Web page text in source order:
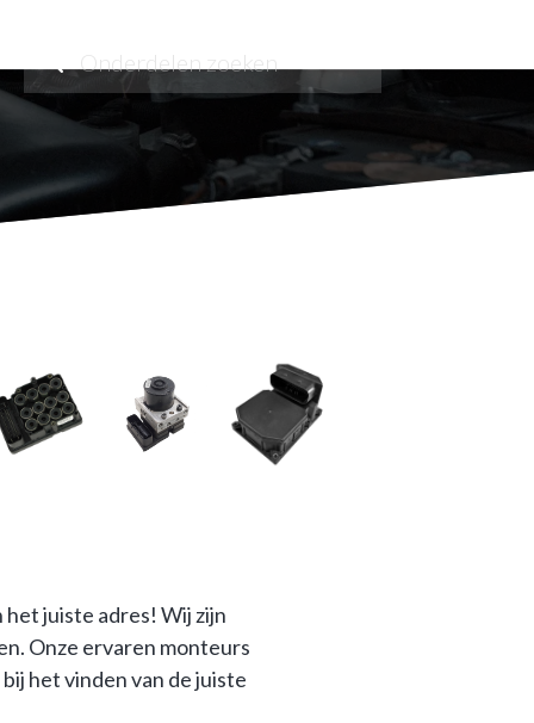
juiste adres! Wij zijn
Onze ervaren monteurs
het vinden van de juiste